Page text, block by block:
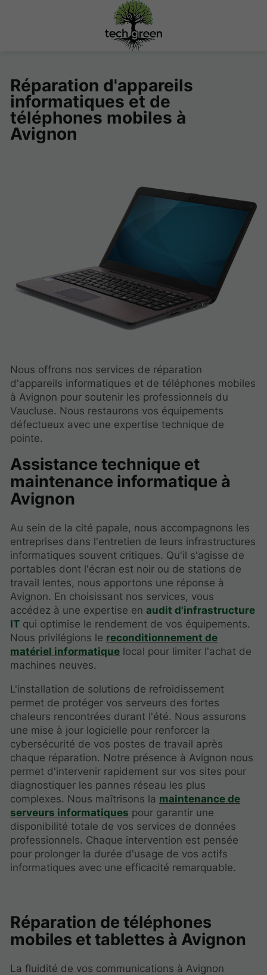
Réparation d'appareils
informatiques et de
téléphones mobiles à
Avignon
Nous offrons nos services de réparation
d'appareils informatiques et de téléphones mobiles
à Avignon pour soutenir les professionnels du
Vaucluse. Nous restaurons vos équipements
défectueux avec une expertise technique de
pointe.
Assistance technique et
maintenance informatique à
Avignon
Au sein de la cité papale, nous accompagnons les
entreprises dans l'entretien de leurs infrastructures
informatiques souvent critiques. Qu'il s'agisse de
portables dont l'écran est noir ou de stations de
travail lentes, nous apportons une réponse à
Avignon. En choisissant nos services, vous
accédez à une expertise en audit d'infrastructure
IT qui optimise le rendement de vos équipements.
Nous privilégions le reconditionnement de
matériel informatique local pour limiter l'achat de
machines neuves.
L'installation de solutions de refroidissement
permet de protéger vos serveurs des fortes
chaleurs rencontrées durant l'été. Nous assurons
une mise à jour logicielle pour renforcer la
cybersécurité de vos postes de travail après
chaque réparation. Notre présence à Avignon nous
permet d'intervenir rapidement sur vos sites pour
diagnostiquer les pannes réseau les plus
complexes. Nous maîtrisons la maintenance de
serveurs informatiques pour garantir une
disponibilité totale de vos services de données
professionnels. Chaque intervention est pensée
pour prolonger la durée d'usage de vos actifs
informatiques avec une efficacité remarquable.
Réparation de téléphones
mobiles et tablettes à Avignon
La fluidité de vos communications à Avignon